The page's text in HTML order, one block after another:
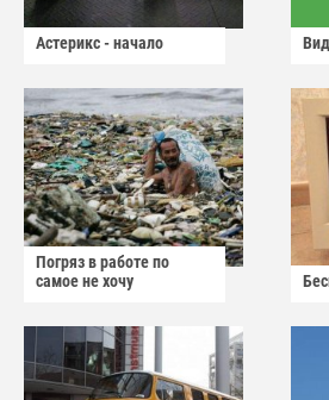
Астерикс - начало
Погряз в работе по
самое не хочу